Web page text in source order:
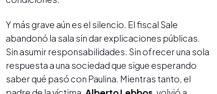
Y más grave aún es el silencio. El fiscal Sale
abandonó la sala sin dar explicaciones públicas.
Sin asumir responsabilidades. Sin ofrecer una sola
respuesta a una sociedad que sigue esperando
saber qué pasó con Paulina. Mientras tanto, el